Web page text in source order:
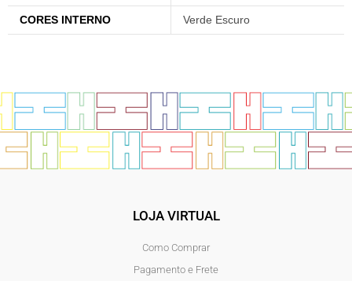
CORES INTERNO Verde Escuro
LOJA VIRTUAL
Como Comprar
Pagamento e Frete